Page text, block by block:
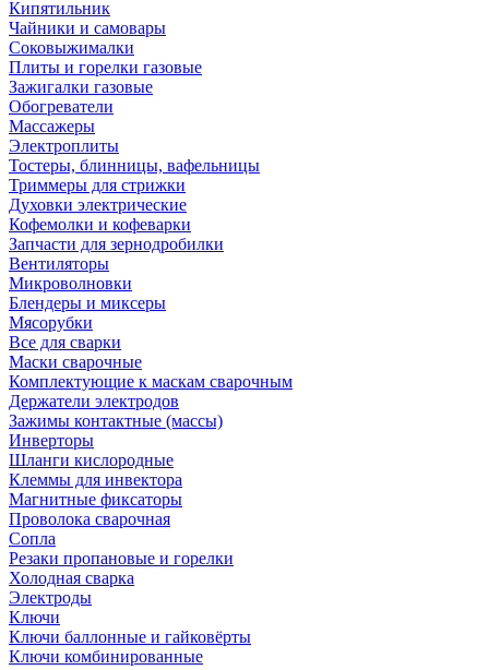
Кипятильник
Чайники и самовары
Соковыжималки
Плиты и горелки газовые
Зажигалки газовые
Обогреватели
Массажеры
Электроплиты
Тостеры, блинницы, вафельницы
Триммеры для стрижки
Духовки электрические
Кофемолки и кофеварки
Запчасти для зернодробилки
Вентиляторы
Микроволновки
Блендеры и миксеры
Мясорубки
Все для сварки
Маски сварочные
Комплектующие к маскам сварочным
Держатели электродов
Зажимы контактные (массы)
Инверторы
Шланги кислородные
Клеммы для инвектора
Магнитные фиксаторы
Проволока сварочная
Сопла
Резаки пропановые и горелки
Холодная сварка
Электроды
Ключи
Ключи баллонные и гайковёрты
Ключи комбинированные